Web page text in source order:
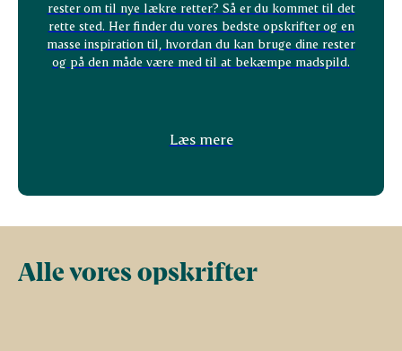
rester om til nye lækre retter? Så er du kommet til det
rette sted. Her finder du vores bedste opskrifter og en
masse inspiration til, hvordan du kan bruge dine rester
og på den måde være med til at bekæmpe madspild.
Læs mere
Alle vores opskrifter